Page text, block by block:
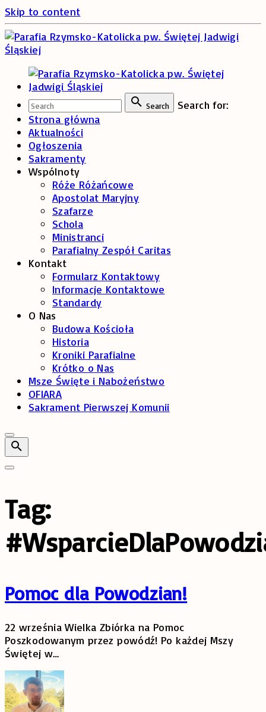
Skip to content
Search
Search for:
Strona główna
Aktualności
Ogłoszenia
Sakramenty
Wspólnoty
Róże Różańcowe
Apostolat Maryjny
Szafarze
Schola
Ministranci
Parafialny Zespół Caritas
Kontakt
Formularz Kontaktowy
Informacje Kontaktowe
Standardy
O Nas
Budowa Kościoła
Historia
Kroniki Parafialne
Krótko o Nas
Msze Święte i Nabożeństwo
OFIARA
Sakrament Pierwszej Komunii
Tag:
Pomoc dla Powodzian!
22 września Wielka Zbiórka na Pomoc
Poszkodowanym przez powódź! Po każdej Mszy
Świętej w…